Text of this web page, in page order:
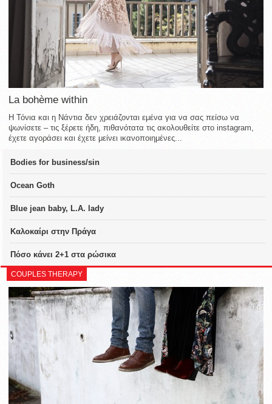
La bohème within
Η Τόνια και η Νάντια δεν χρειάζονται εμένα για να σας πείσω να
ψωνίσετε – τις ξέρετε ήδη, πιθανότατα τις ακολουθείτε στο instagram,
έχετε αγοράσει και έχετε μείνει ικανοποιημένες...
Bodies for business/sin
Ocean Goth
Blue jean baby, L.A. lady
Καλοκαίρι στην Πράγα
Πόσο κάνει 2+1 στα ρώσικα
COUPLES THERAPY